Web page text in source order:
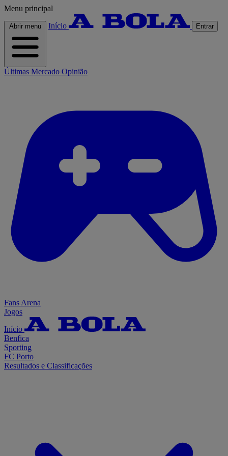
Menu principal
Abrir menu Início Entrar
Últimas Mercado Opinião
Fans Arena
Jogos
Início
Benfica
Sporting
FC Porto
Resultados e Classificações